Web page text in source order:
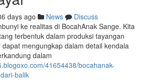
days ago News
Discuss
ke realitas di BocahAnak Sange. Kita
terbentuk dalam produksi tayangan
mengungkap dalam detail kendala
dalam
41654438/bocahanak-
balik